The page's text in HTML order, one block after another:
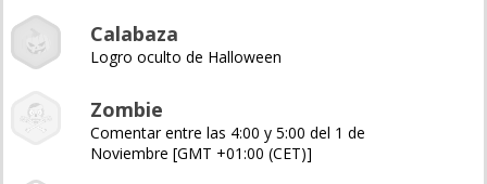
Calabaza
Logro oculto de Halloween
Zombie
Comentar entre las 4:00 y 5:00 del 1 de
Noviembre [GMT +01:00 (CET)]